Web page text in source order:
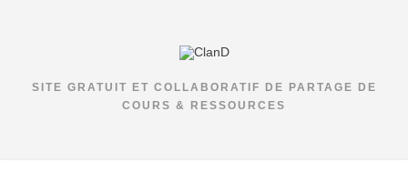
SITE GRATUIT ET COLLABORATIF DE PARTAGE DE
COURS & RESSOURCES